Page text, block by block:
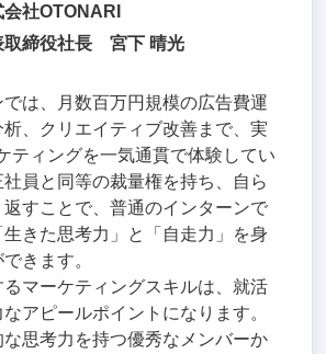
社OTONARI
取締役社長 宮下 晴光
は、月数百万円規模の広告費運
、クリエイティブ改善まで、実
ティングを一気通貫で体験してい
員と同等の裁量権を持ち、自ら
すことで、普通のインターンで
きた思考力」と「自走力」を身
きます。
マーケティングスキルは、就活
アピールポイントになります。
思考力を持つ優秀なメンバーか